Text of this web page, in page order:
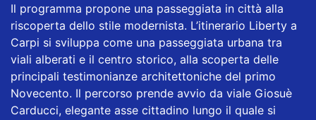
Il programma propone una passeggiata in città alla
riscoperta dello stile modernista. L’itinerario Liberty a
Carpi si sviluppa come una passeggiata urbana tra
viali alberati e il centro storico, alla scoperta delle
principali testimonianze architettoniche del primo
Novecento. Il percorso prende avvio da viale Giosuè
Carducci, elegante asse cittadino lungo il quale si